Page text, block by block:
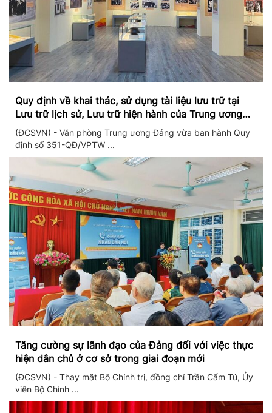
Quy định về khai thác, sử dụng tài liệu lưu trữ tại
Lưu trữ lịch sử, Lưu trữ hiện hành của Trung ương
Đảng và Văn phòng Trung ương Đảng
(ĐCSVN) - Văn phòng Trung ương Đảng vừa ban hành Quy
định số 351-QĐ/VPTW ...
Tăng cường sự lãnh đạo của Đảng đối với việc thực
hiện dân chủ ở cơ sở trong giai đoạn mới
(ĐCSVN) - Thay mặt Bộ Chính trị, đồng chí Trần Cẩm Tú, Ủy
viên Bộ Chính ...